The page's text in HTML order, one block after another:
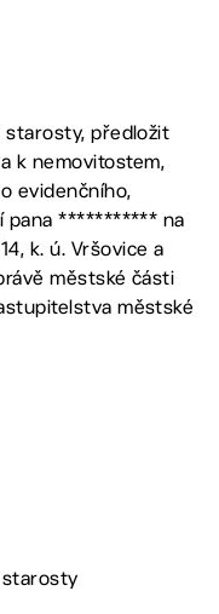
starosty, předložit
k nemovitostem,
evidenčního,
pana *********** na
k. ú. Vršovice a
městské části
městské
starosty